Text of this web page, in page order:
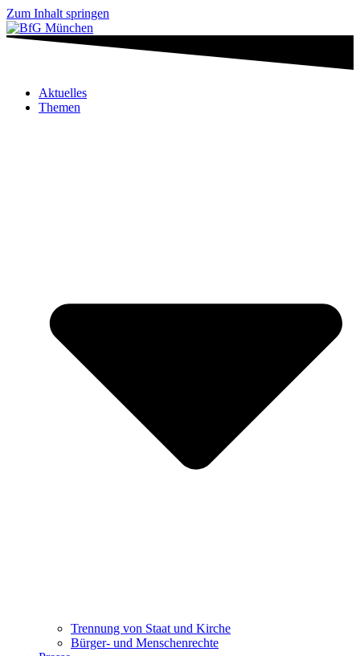
Zum Inhalt springen
Aktuelles
Themen
Trennung ​​​​​​​von Staat und Kirche
Bürger- und Menschenrechte